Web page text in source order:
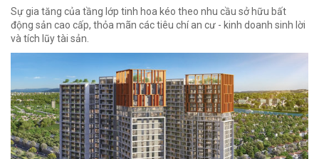
Sự gia tăng của tầng lớp tinh hoa kéo theo nhu cầu sở hữu bất
động sản cao cấp, thỏa mãn các tiêu chí an cư - kinh doanh sinh lời
và tích lũy tài sản.